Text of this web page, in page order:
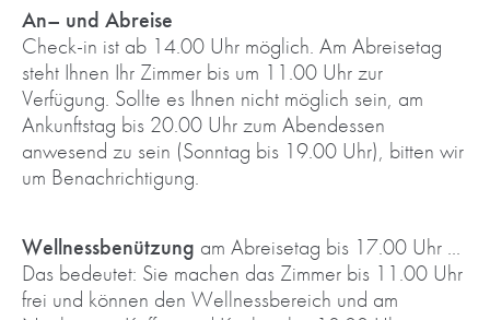
Lage & Umgebung
Wellness
Kulinarik
Aktiv
An– und Abreise
Check-in ist ab 14.00 Uhr möglich. Am Abreisetag
steht Ihnen Ihr Zimmer bis um 11.00 Uhr zur
Verfügung. Sollte es Ihnen nicht möglich sein, am
Ankunftstag bis 20.00 Uhr zum Abendessen
anwesend zu sein (Sonntag bis 19.00 Uhr), bitten wir
um Benachrichtigung.
Wellnessbenützung am Abreisetag bis 17.00 Uhr ...
Das bedeutet: Sie machen das Zimmer bis 11.00 Uhr
frei und können den Wellnessbereich und am